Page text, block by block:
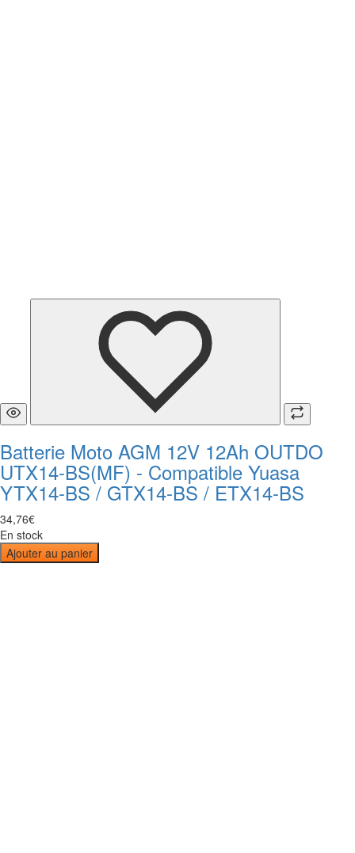
Batterie Moto AGM 12V 12Ah OUTDO
UTX14-BS(MF) - Compatible Yuasa
YTX14-BS / GTX14-BS / ETX14-BS
34,76€
En stock
Ajouter au panier